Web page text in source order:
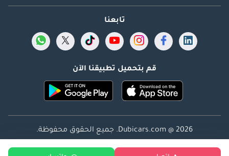
تابعنا
قم بتحميل تطبيقنا الآن
Dubicars.com @ 2026. جميع الحقوق محفوظة.
العنوان: 2114 ، برج شذى ، المدينة الإعلامية ، دبي ، الإمارات